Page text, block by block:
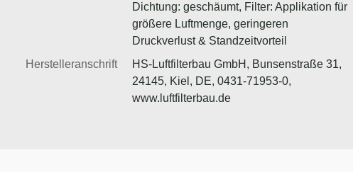
Dichtung: geschäumt, Filter: Applikation für
größere Luftmenge, geringeren
Druckverlust & Standzeitvorteil
Herstelleranschrift
HS-Luftfilterbau GmbH, Bunsenstraße 31,
24145, Kiel, DE, 0431-71953-0,
www.luftfilterbau.de